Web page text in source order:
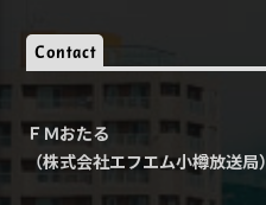
Contact
ＦＭおたる
（株式会社エフエム小樽放送局）